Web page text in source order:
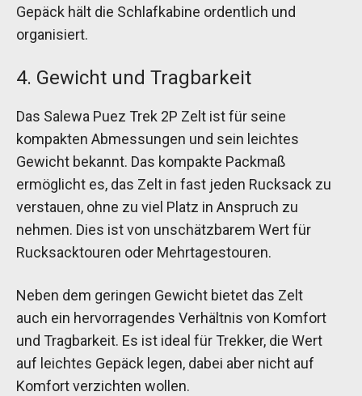
Gepäck hält die Schlafkabine ordentlich und
organisiert.
4. Gewicht und Tragbarkeit
Das Salewa Puez Trek 2P Zelt ist für seine
kompakten Abmessungen und sein leichtes
Gewicht bekannt. Das kompakte Packmaß
ermöglicht es, das Zelt in fast jeden Rucksack zu
verstauen, ohne zu viel Platz in Anspruch zu
nehmen. Dies ist von unschätzbarem Wert für
Rucksacktouren oder Mehrtagestouren.
Neben dem geringen Gewicht bietet das Zelt
auch ein hervorragendes Verhältnis von Komfort
und Tragbarkeit. Es ist ideal für Trekker, die Wert
auf leichtes Gepäck legen, dabei aber nicht auf
Komfort verzichten wollen.